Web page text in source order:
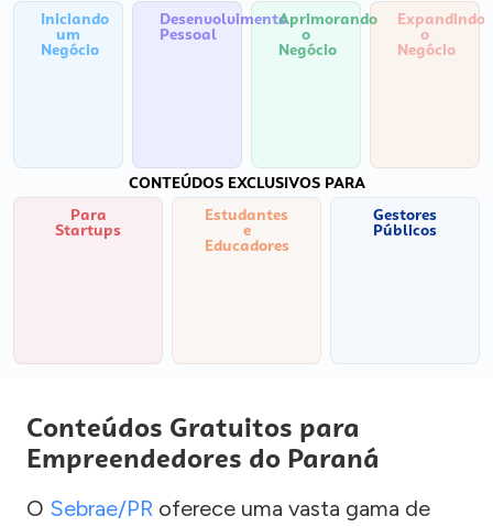
Iniciando
um
Negócio
Desenvolvimento
Pessoal
Aprimorando
o
Negócio
Expandindo
o
Negócio
CONTEÚDOS EXCLUSIVOS PARA
Para
Startups
Estudantes
e
Educadores
Gestores
Públicos
Conteúdos Gratuitos para
Empreendedores do Paraná
O Sebrae/PR oferece uma vasta gama de